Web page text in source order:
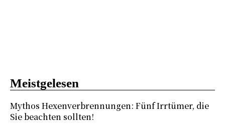
Meistgelesen
Mythos Hexenverbrennungen: Fünf Irrtümer, die
Sie beachten sollten!